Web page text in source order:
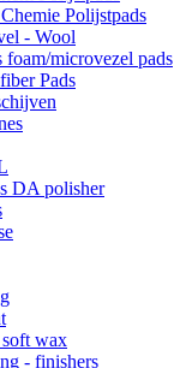
Polijstpads
- Wool
foam/microvezel pads
Pads
DA polisher
wax
- finishers